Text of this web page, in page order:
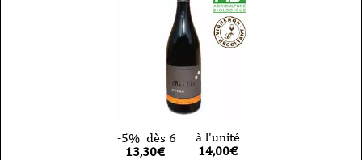
-5% dès 6
13,30€
à l'unité
14,00€